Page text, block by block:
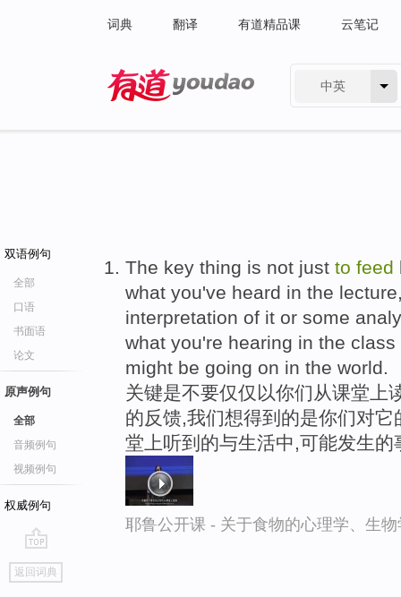
词典 翻译 有道精品课 云笔记
中英
双语例句
全部
口语
书面语
论文
原声例句
全部
音频例句
视频例句
权威例句
go
top
返回词典
The key thing is not just to feed
what you've heard in the
interpretation of it or some
what you're hearing in the
might be going on in the world.
关键是不要仅仅以你们从课堂上
的反馈,我们想得到的是你们对
堂上听到的与生活中,可能发生
耶鲁公开课 - 关于食物的心理学、生